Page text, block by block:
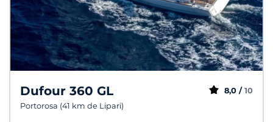
Dufour 360 GL
Portorosa (41 km de Lipari)
8,0 / 10